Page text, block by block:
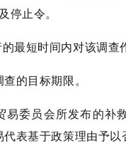
停止令。
最短时间内对该调查
的目标期限。
易委员会所发布的补
表基于政策理由予以